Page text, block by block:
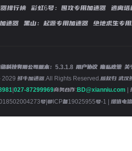
排行榜 彩虹6号：围攻专用加速器
逃离塔
速器
黑山：起源专用加速器 绝地求生专
科技有限公司版本： 5.3.1.8 用户协议 隐私政策 关
鲜牛加速器.All Rights Reserved.版权归 武汉
027-87299969商务合作:BD@xianniu.com |
号 鄂ICP备19025955号-1 | 增值电